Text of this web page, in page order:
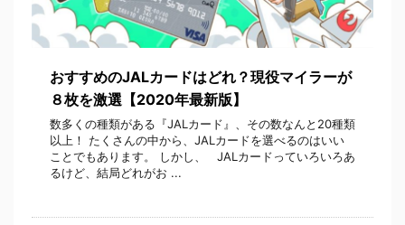
おすすめのJALカードはどれ？現役マイラーが
８枚を激選【2020年最新版】
数多くの種類がある『JALカード』、その数なんと20種類
以上！ たくさんの中から、JALカードを選べるのはいい
ことでもあります。 しかし、 JALカードっていろいろあ
るけど、結局どれがお ...